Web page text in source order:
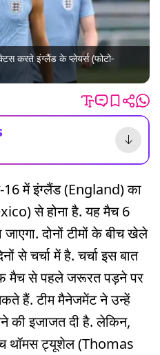
करते इंग्लैंड के प्लेयर्स (फोटो-
में इंग्लैंड (England) का
से होना है. यह मैच 6
दोनों टीमों के बीच खेले
से चर्चा में है. चर्चा इस बात
मैच से पहले जरूरत पड़ने पर
हैं. टीम मैनेजमेंट ने उन्हें
की इजाजत दी है. लेकिन,
थॉमस ट्यूशेल (Thomas